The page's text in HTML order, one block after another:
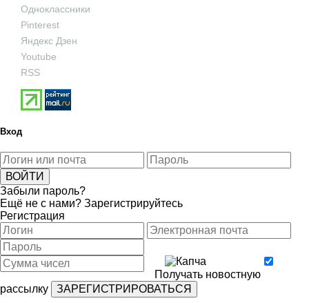
Одноклассники
Pinterest
Яндекс Дзен
Youtube
RSS
Вход
Забыли пароль?
Ещё не с нами? Зарегистрируйтесь
Регистрация
Получать новостную
рассылку